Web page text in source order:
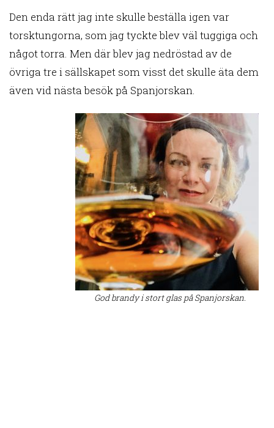
Den enda rätt jag inte skulle beställa igen var
torsktungorna, som jag tyckte blev väl tuggiga och
något torra. Men där blev jag nedröstad av de
övriga tre i sällskapet som visst det skulle äta dem
även vid nästa besök på Spanjorskan.
God brandy i stort glas på Spanjorskan.